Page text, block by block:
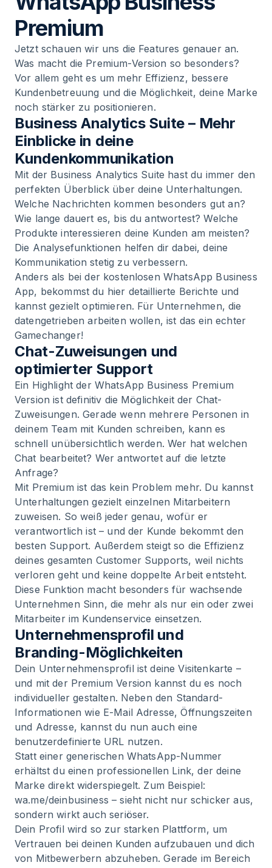
Premium
Jetzt schauen wir uns die Features genauer an.
Was macht die Premium-Version so besonders?
Vor allem geht es um mehr Effizienz, bessere
Kundenbetreuung und die Möglichkeit, deine Marke
noch stärker zu positionieren.
Business Analytics Suite – Mehr
Einblicke in deine
Kundenkommunikation
Mit der Business Analytics Suite hast du immer den
perfekten Überblick über deine Unterhaltungen.
Welche Nachrichten kommen besonders gut an?
Wie lange dauert es, bis du antwortest? Welche
Produkte interessieren deine Kunden am meisten?
Die Analysefunktionen helfen dir dabei, deine
Kommunikation stetig zu verbessern.
Anders als bei der kostenlosen WhatsApp Business
App, bekommst du hier detaillierte Berichte und
kannst gezielt optimieren. Für Unternehmen, die
datengetrieben arbeiten wollen, ist das ein echter
Gamechanger!
Chat-Zuweisungen und
optimierter Support
Ein Highlight der WhatsApp Business Premium
Version ist definitiv die Möglichkeit der Chat-
Zuweisungen. Gerade wenn mehrere Personen in
deinem Team mit Kunden schreiben, kann es
schnell unübersichtlich werden. Wer hat welchen
Chat bearbeitet? Wer antwortet auf die letzte
Anfrage?
Mit Premium ist das kein Problem mehr. Du kannst
Unterhaltungen gezielt einzelnen Mitarbeitern
zuweisen. So weiß jeder genau, wofür er
verantwortlich ist – und der Kunde bekommt den
besten Support. Außerdem steigt so die Effizienz
deines gesamten Customer Supports, weil nichts
verloren geht und keine doppelte Arbeit entsteht.
Diese Funktion macht besonders für wachsende
Unternehmen Sinn, die mehr als nur ein oder zwei
Mitarbeiter im Kundenservice einsetzen.
Unternehmensprofil und
Branding-Möglichkeiten
Dein Unternehmensprofil ist deine Visitenkarte –
und mit der Premium Version kannst du es noch
individueller gestalten. Neben den Standard-
Informationen wie E-Mail Adresse, Öffnungszeiten
und Adresse, kannst du nun auch eine
benutzerdefinierte URL nutzen.
Statt einer generischen WhatsApp-Nummer
erhältst du einen professionellen Link, der deine
Marke direkt widerspiegelt. Zum Beispiel:
wa.me/deinbusiness – sieht nicht nur schicker aus,
sondern wirkt auch seriöser.
Dein Profil wird so zur starken Plattform, um
Vertrauen bei deinen Kunden aufzubauen und dich
von Mitbewerbern abzuheben. Gerade im Bereich